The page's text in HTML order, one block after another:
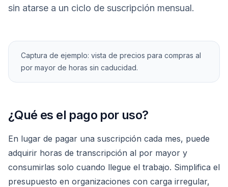
sin atarse a un ciclo de suscripción mensual.
Captura de ejemplo: vista de precios para compras al
por mayor de horas sin caducidad.
¿Qué es el pago por uso?
En lugar de pagar una suscripción cada mes, puede
adquirir horas de transcripción al por mayor y
consumirlas solo cuando llegue el trabajo. Simplifica el
presupuesto en organizaciones con carga irregular,